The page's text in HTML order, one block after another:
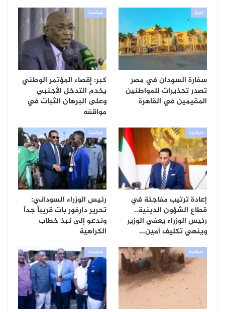
أخبار
سفارة السودان في مصر
تصدر تحذيرات للمواطنين
المقيمين في القاهرة
سياسية
كبر: إقصاء المؤتمر الوطني
يخدم التدخل الأجنبي
وعلى البرهان الثبات في
مواقفه
سياسية
إعادة ترتيب مفاجئة في
قطاع الشؤون الدينية..
رئيس الوزراء يعفي الوزير
وينهي تكليف أمين…
سياسية
رئيس الوزراء السوداني:
تحرير دارفور بات قريباً جداً
وندعو إلى نبذ خطاب
الكراهية
سياسية سياسية